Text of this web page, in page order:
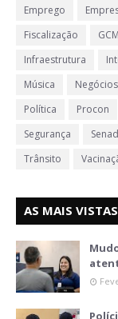
Emprego
Fiscalização
GCM
Infraestrutura
Música
Negócios
Política
Procon
Segurança
Trânsito
AS MAIS